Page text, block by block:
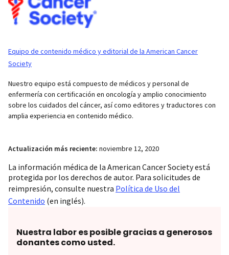
Equipo de contenido médico y editorial de la American Cancer
Society
Nuestro equipo está compuesto de médicos y personal de
enfermería con certificación en oncología y amplio conocimiento
sobre los cuidados del cáncer, así como editores y traductores con
amplia experiencia en contenido médico.
Actualización más reciente: noviembre 12, 2020
La información médica de la American Cancer Society está
protegida por los derechos de autor. Para solicitudes de
reimpresión, consulte nuestra Política de Uso del
Contenido (en inglés).
Nuestra labor es posible gracias a generosos
donantes como usted.